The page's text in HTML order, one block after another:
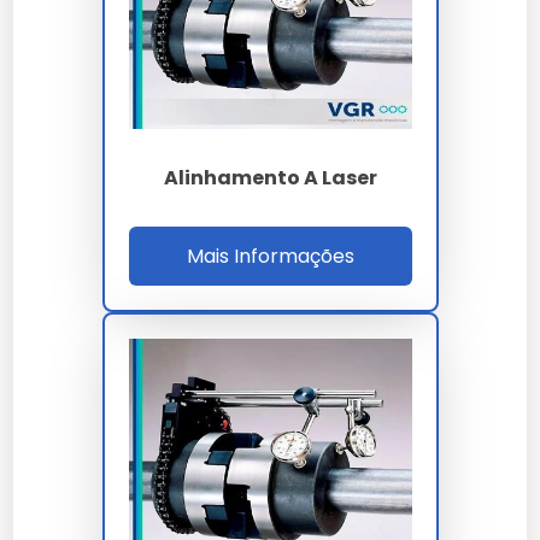
maquinasleva em conta a complexidade técnica e o
volume da sua necessidade. Trabalhamos com
propostas personalizadas para garantir o melhor
custo-benefício em cada projeto.
Onde Comprar Alinhamento De
Para garantir a procedência e qualidade técnica,
realize a aquisição através de canais oficiais e
fornecedores especializados. Nossa empresa oferece
Perguntas Frequentes
Como solicitar uma proposta
em larga escala?
Alinhamento A Laser
Mais Informações